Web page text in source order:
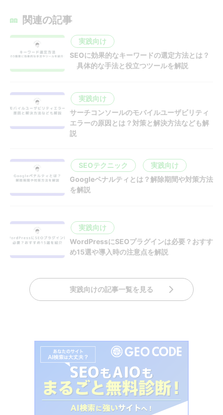
関連の記事
実践向け
SEOに効果的なキーワードの選定方法とは？
具体的な手法と役立つツールを解説
実践向け
サーチコンソールのモバイルユーザビリティ
エラーの原因とは？対策と解決方法なども解
説
SEOテクニック
実践向け
Googleペナルティとは？解除期間や対策方法
を解説
実践向け
WordPressにSEOプラグインは必要？おすす
め15選や導入時の注意点を解説
実践向けの記事一覧を見る